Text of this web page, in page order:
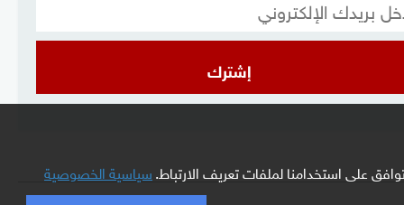
على استخدامنا لملفات تعريف الارتباط.سياسية الخصوصية
إشترك